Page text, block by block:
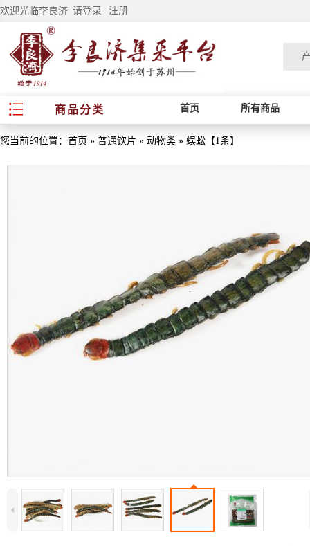
欢迎光临李良济 请登录 注册
商品分类 首页 所有商品
您当前的位置： 首页 » 普通饮片 » 动物类 » 蜈蚣【1条】
4